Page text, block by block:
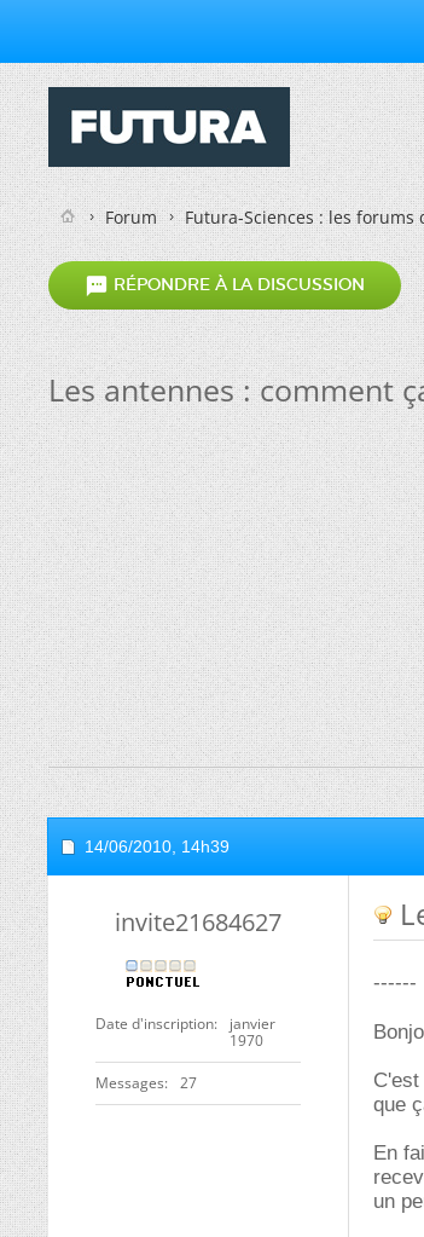
Forum Futura-Sciences : les forums
 RÉPONDRE À LA DISCUSSION
Les antennes : comment
14/06/2010, 14h39
invite21684627
Date d'inscription
janvier
1970
Messages 27
------
que
En
un